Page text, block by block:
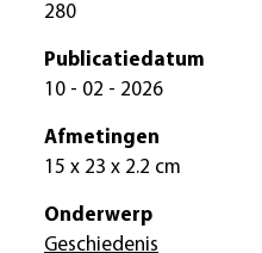
280
Publicatiedatum
10 - 02 - 2026
Afmetingen
15 x 23 x 2.2 cm
Onderwerp
Geschiedenis